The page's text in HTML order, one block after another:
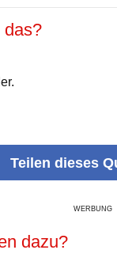
das?
Teilen dieses
WERBUNG
dazu?